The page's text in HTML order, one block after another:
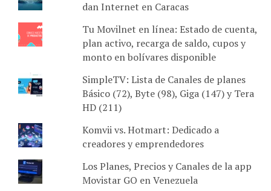
Tu Movilnet en línea: Estado de cuenta,
plan activo, recarga de saldo, cupos y
monto en bolívares disponible
SimpleTV: Lista de Canales de planes
Básico (72), Byte (98), Giga (147) y Tera
HD (211)
Komvii vs. Hotmart: Dedicado a
creadores y emprendedores
Los Planes, Precios y Canales de la app
Movistar GO en Venezuela